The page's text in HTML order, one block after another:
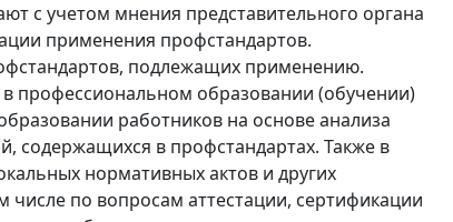
с учетом мнения представительного органа
применения профстандартов.
подлежащих применению.
в профессиональном образовании (обучении)
работников на основе анализа
содержащихся в профстандартах. Также в
нормативных актов и других
числе по вопросам аттестации, сертификации